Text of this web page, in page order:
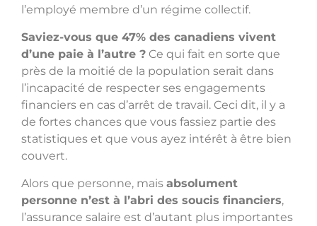
l’employé membre d’un régime collectif.
Saviez-vous que 47% des canadiens vivent
d’une paie à l’autre ? Ce qui fait en sorte que
près de la moitié de la population serait dans
l’incapacité de respecter ses engagements
financiers en cas d’arrêt de travail. Ceci dit, il y a
de fortes chances que vous fassiez partie des
statistiques et que vous ayez intérêt à être bien
couvert.
Alors que personne, mais absolument
personne n’est à l’abri des soucis financiers,
l’assurance salaire est d’autant plus importantes